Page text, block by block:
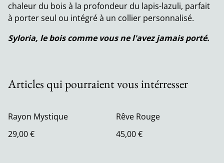
chaleur du bois à la profondeur du lapis-lazuli, parfait
à porter seul ou intégré à un collier personnalisé.
Syloria, le bois comme vous ne l'avez jamais porté.
Articles qui pourraient vous intérresser
Rayon Mystique
29,00 €
Rêve Rouge
45,00 €